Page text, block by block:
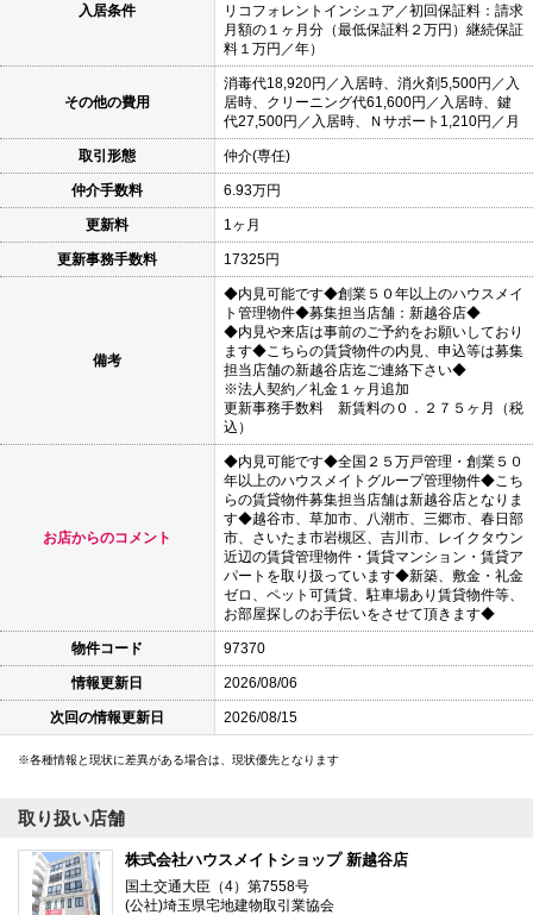
入居条件
リコフォレントインシュア／初回保証料：請求
月額の１ヶ月分（最低保証料２万円）継続保証
料１万円／年）
その他の費用
消毒代18,920円／入居時、消火剤5,500円／入
居時、クリーニング代61,600円／入居時、鍵
代27,500円／入居時、Ｎサポート1,210円／月
取引形態 仲介(専任)
仲介手数料 6.93万円
更新料 1ヶ月
更新事務手数料 17325円
備考
◆内見可能です◆創業５０年以上のハウスメイ
ト管理物件◆募集担当店舗：新越谷店◆
◆内見や来店は事前のご予約をお願いしており
ます◆こちらの賃貸物件の内見、申込等は募集
担当店舗の新越谷店迄ご連絡下さい◆
※法人契約／礼金１ヶ月追加
更新事務手数料 新賃料の０．２７５ヶ月（税
込）
お店からのコメント
◆内見可能です◆全国２５万戸管理・創業５０
年以上のハウスメイトグループ管理物件◆こち
らの賃貸物件募集担当店舗は新越谷店となりま
す◆越谷市、草加市、八潮市、三郷市、春日部
市、さいたま市岩槻区、吉川市、レイクタウン
近辺の賃貸管理物件・賃貸マンション・賃貸ア
パートを取り扱っています◆新築、敷金・礼金
ゼロ、ペット可賃貸、駐車場あり賃貸物件等、
お部屋探しのお手伝いをさせて頂きます◆
物件コード 97370
情報更新日 2026/08/06
次回の情報更新日 2026/08/15
各種情報と現状に差異がある場合は、現状優先となります
取り扱い店舗
株式会社ハウスメイトショップ 新越谷店
国土交通大臣（4）第7558号
(公社)埼玉県宅地建物取引業協会